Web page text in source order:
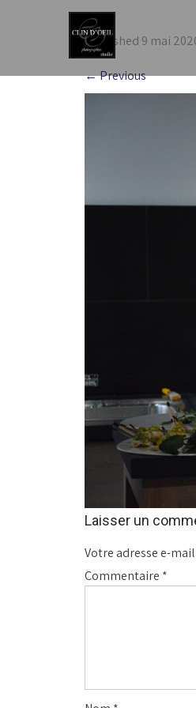
Published 9 mai
←Previous
Laisser un
Votre adresse e-
Commentaire *